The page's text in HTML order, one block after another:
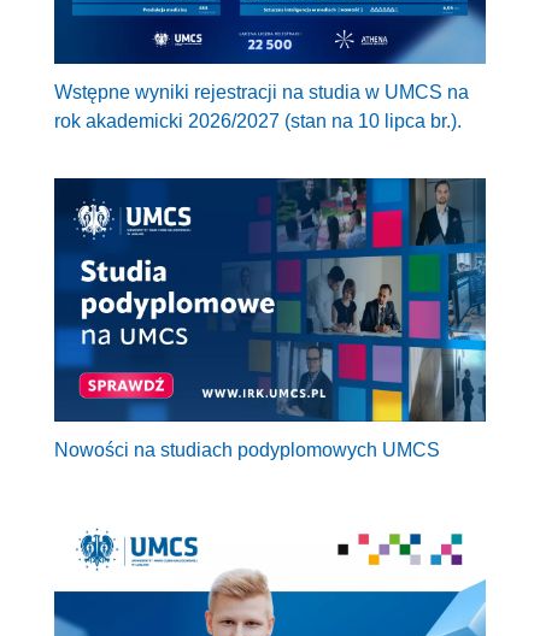
Wstępne wyniki rejestracji na studia w UMCS na
rok akademicki 2026/2027 (stan na 10 lipca br.).
Nowości na studiach podyplomowych UMCS